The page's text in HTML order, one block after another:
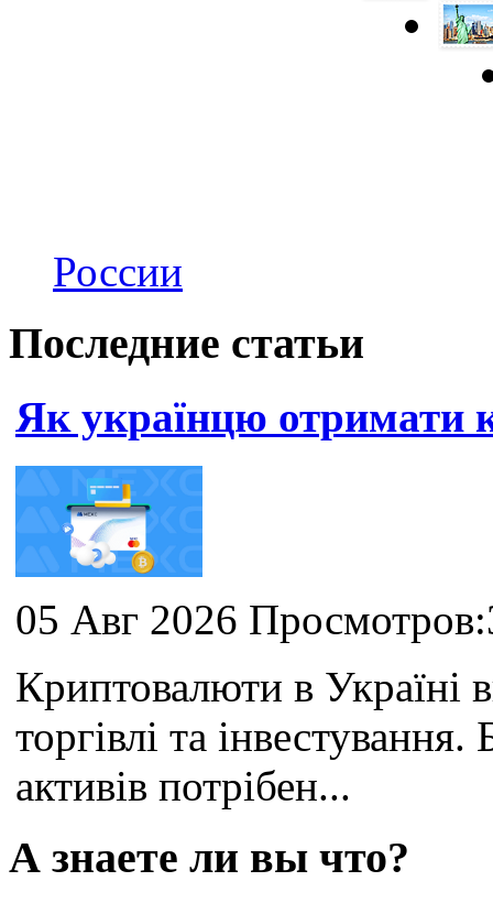
России
Последние статьи
Як українцю отримати
05 Авг 2026
Криптовалюти в Україні
торгівлі та
активів потрібен...
А знаете ли вы что?